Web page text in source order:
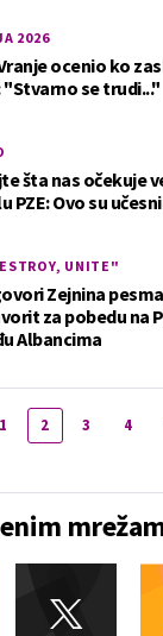
2026
ocenio ko
"Stvarno se trudi..."
šta nas očekuje
Ovo su
UNITE"
Zejnina
za pobedu na
Albancima
1 2 3 4